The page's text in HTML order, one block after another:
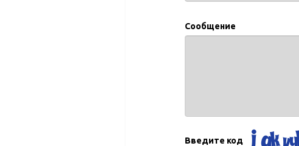
Сообщение
Введите код